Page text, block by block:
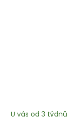
U vás od 3 týdnů